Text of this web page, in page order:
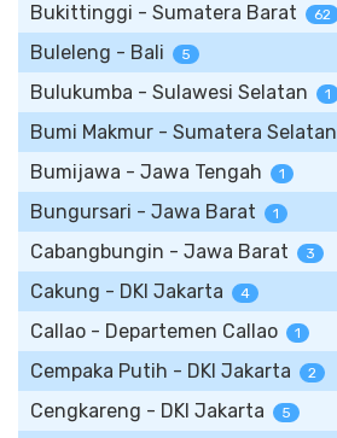
Bukittinggi - Sumatera Barat 62
Buleleng - Bali 5
Bulukumba - Sulawesi Selatan 1
Bumi Makmur - Sumatera Selatan
Bumijawa - Jawa Tengah 1
Bungursari - Jawa Barat 1
Cabangbungin - Jawa Barat 3
Cakung - DKI Jakarta 4
Callao - Departemen Callao 1
Cempaka Putih - DKI Jakarta 2
Cengkareng - DKI Jakarta 5